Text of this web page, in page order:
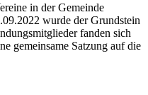
in der Gemeinde
wurde der Grundstein
fanden sich
gemeinsame Satzung auf die